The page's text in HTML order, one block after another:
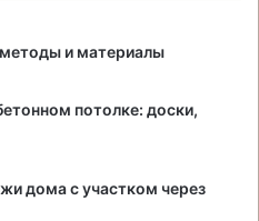
и материалы
потолке: доски,
дома с участком через